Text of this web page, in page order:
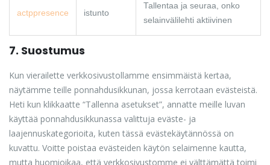
actppresence istunto
Tallentaa ja seuraa, onko
selainvälilehti aktiivinen
7. Suostumus
Kun vierailette verkkosivustollamme ensimmäistä kertaa,
näytämme teille ponnahdusikkunan, jossa kerrotaan evästeistä.
Heti kun klikkaatte “Tallenna asetukset”, annatte meille luvan
käyttää ponnahdusikkunassa valittuja eväste- ja
laajennuskategorioita, kuten tässä evästekäytännössä on
kuvattu. Voitte poistaa evästeiden käytön selaimenne kautta,
mutta huomioikaa, että verkkosivustomme ei välttämättä toimi